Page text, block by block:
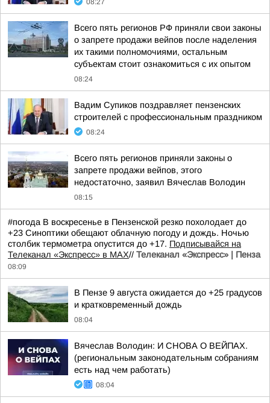
08:27
Всего пять регионов РФ приняли свои законы
о запрете продажи вейпов после наделения
их такими полномочиями, остальным
субъектам стоит ознакомиться с их опытом
08:24
Вадим Супиков поздравляет пензенских
строителей с профессиональным праздником
08:24
Всего пять регионов приняли законы о
запрете продажи вейпов, этого
недостаточно, заявил Вячеслав Володин
08:15
#погода В воскресенье в Пензенской резко похолодает до
+23 Синоптики обещают облачную погоду и дождь. Ночью
столбик термометра опустится до +17. Подписывайся на
Телеканал «Экспресс» в MAX// Телеканал «Экспресс» | Пенза
08:09
В Пензе 9 августа ожидается до +25 градусов
и кратковременный дождь
08:04
Вячеслав Володин: И СНОВА О ВЕЙПАХ.
(региональным законодательным собраниям
есть над чем работать)
08:04